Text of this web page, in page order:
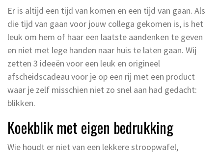
Er is altijd een tijd van komen en een tijd van gaan. Als
die tijd van gaan voor jouw collega gekomen is, is het
leuk om hem of haar een laatste aandenken te geven
en niet met lege handen naar huis te laten gaan. Wij
zetten 3 ideeën voor een leuk en origineel
afscheidscadeau voor je op een rij met een product
waar je zelf misschien niet zo snel aan had gedacht:
blikken.
Koekblik met eigen bedrukking
Wie houdt er niet van een lekkere stroopwafel,